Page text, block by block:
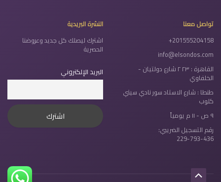
تواصل معنا
+201555204158
info@elsondos.com
القاهرة : ٢٣ ٢ شارع دولتيان -
الخلفاوي
طنطا : شارع الاستاد سور نادي سيتي
كلوب
٩ ص - ١١ م يومياً
رقم التسجيل الضريبي:
229-793-436
النشرة البريدية
اشترك ليصلك كل جديد وعروضنا
الحصرية
البريد الإلكتروني